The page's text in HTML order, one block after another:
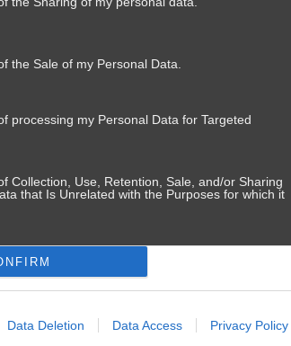
the Sale of my Personal Data.
processing my Personal Data for Targeted
Collection, Use, Retention, Sale, and/or Sharing
that Is Unrelated with the Purposes for which it
Data Deletion Data Access Privacy Policy